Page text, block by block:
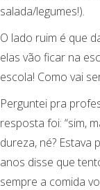
salada/legumes!).
O lado ruim é que
elas vão ficar na
escola! Como vai
Perguntei pra
resposta foi: “sim,
dureza, né? Estava
anos disse que
sempre a comida